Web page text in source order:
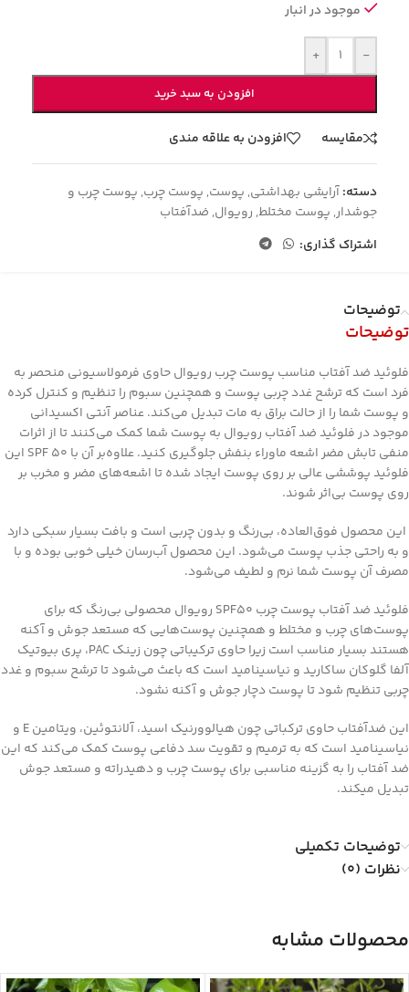
موجود در انبار
-
+
افزودن به سبد خرید
مقایسه افزودن به علاقه مندی
دسته:آرایشی بهداشتی, پوست, پوست چرب, پوست چرب و
جوشدار, پوست مختلط, رویوال, ضدآفتاب
اشتراک گذاری:
توضیحات
توضیحات
فلوئید ضد آفتاب مناسب پوست چرب رویوال حاوی فرمولاسیونی منحصر به
فرد است که ترشح غدد چربی پوست و همچنین سبوم را تنظیم و کنترل کرده
و پوست شما را از حالت براق به مات تبدیل می‌کند. عناصر آنتی‌ اکسیدانی
موجود در فلوئید ضد آفتاب رویوال به پوست شما کمک می‌کنند تا از اثرات
منفی تابش مضر اشعه ماوراء بنفش جلوگیری کنید. علاوه‌بر آن با SPF 50 این
فلوئید پوششی عالی بر روی پوست ایجاد شده تا اشعه‌های مضر و مخرب بر
روی پوست بی‌اثر شوند.
این محصول فوق‌العاده، بی‌رنگ و بدون چربی است و بافت بسیار سبکی دارد
و به راحتی جذب پوست می‌شود. این محصول آب‌رسان خیلی خوبی بوده و با
مصرف آن پوست شما نرم و لطیف می‌شود.
فلوئید ضد آفتاب پوست چرب SPF50 رویوال محصولی بی‌رنگ که برای
پوست‌های چرب و مختلط و همچنین پوست‌هایی که مستعد جوش و آکنه
هستند بسیار مناسب است زیرا حاوی ترکیباتی چون زینک PAC، پری بیوتیک
آلفا گلوکان ساکارید و نیاسینامید است که باعث می‌شود تا ترشح سبوم و غدد
چربی تنظیم شود تا پوست دچار جوش و آکنه نشود.
این ضدآفتاب حاوی ترکباتی چون هیالوورنیک اسید، آلانتوئین، ویتامین E و
نیاسینامید است که به ترمیم و تقویت سد دفاعی پوست کمک می‌کند که این
ضد آفتاب را به گزینه مناسبی برای پوست‌ چرب و دهیدراته و مستعد جوش
تبدیل میکند.
توضیحات تکمیلی
نظرات (0)
محصولات مشابه